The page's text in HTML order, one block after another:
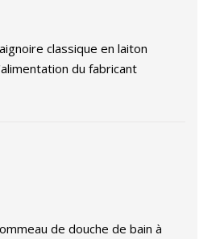
classique en laiton
du fabricant
de douche de bain à